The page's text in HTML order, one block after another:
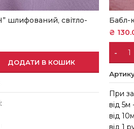
шлифований, світло-
ДОДАТИ В КОШИК
Бабл-
₴
При
від 5м
від
від 1